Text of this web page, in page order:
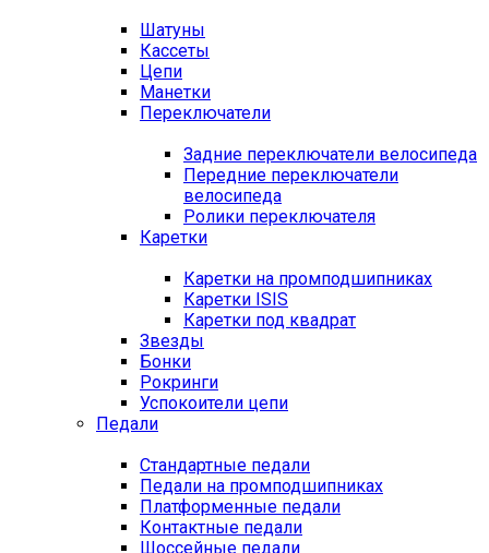
Шатуны
Кассеты
Цепи
Манетки
Переключатели
Задние переключатели велосипеда
Передние переключатели
велосипеда
Ролики переключателя
Каретки
Каретки на промподшипниках
Каретки ISIS
Каретки под квадрат
Звезды
Бонки
Рокринги
Успокоители цепи
Педали
Стандартные педали
Педали на промподшипниках
Платформенные педали
Контактные педали
Шоссейные педали